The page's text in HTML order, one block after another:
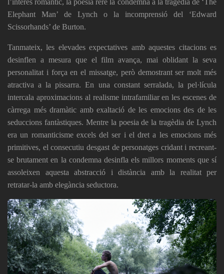
l’interès romàntic, la poesia rere la condemna a la tragèdia de ‘The
Elephant Man’ de Lynch o la incomprensió del ‘Edward
Scissorhands’ de Burton.
Tanmateix, les elevades expectatives amb aquestes citacions es
desinflen a mesura que el film avança, mai oblidant la seva
personalitat i força en el missatge, però demostrant ser molt més
atractiva a la pissarra. En una constant serralada, la pel·lícula
intercala aproximacions al realisme intrafamiliar en les escenes de
càrrega més dramàtic amb exaltació de les emocions des de les
seduccions fantàstiques. Mentre la poesia de la tragèdia de Lynch
era un romanticisme excels del ser i el dret a les emocions més
primitives, el consecutiu desgast de personatges cridant i recreant-
se brutament en la condemna desinfla els millors moments que sí
assoleixen aquesta abstracció i distància amb la realitat per
retratar-la amb elegància seductora.